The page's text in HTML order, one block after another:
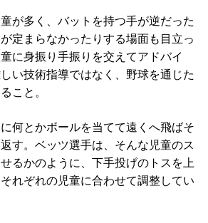
が多く、バットを持つ手が逆だった
定まらなかったりする場面も目立っ
に身振り手振りを交えてアドバイ
い技術指導ではなく、野球を通じた
こと。
何とかボールを当てて遠くへ飛ばそ
す。ベッツ選手は、そんな児童のス
るかのように、下手投げのトスを上
れぞれの児童に合わせて調整してい